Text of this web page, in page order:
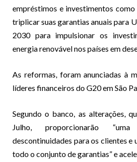
empréstimos e investimentos
triplicar suas garantias anuais para
2030 para impulsionar os
energia renovável nos países em
As reformas, foram anunciadas à
líderes financeiros do G20 em São
Segundo o banco, as alterações,
Julho, proporcionarão
descontinuidades para os clientes e
todo o conjunto de garantias” e